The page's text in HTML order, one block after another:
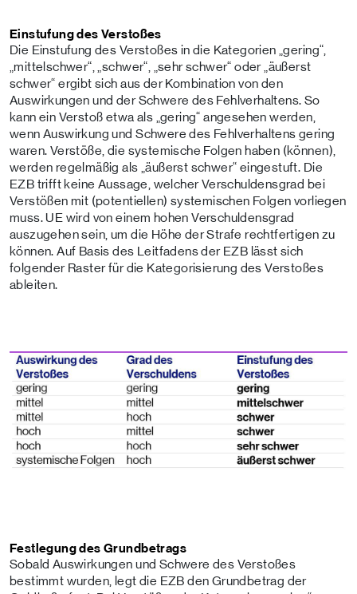
Einstufung des Verstoßes
Die Einstufung des Verstoßes in die Kategorien „gering“,
„mittelschwer“, „schwer“, „sehr schwer“ oder „äußerst
schwer“ ergibt sich aus der Kombination von den
Auswirkungen und der Schwere des Fehlverhaltens. So
kann ein Verstoß etwa als „gering“ angesehen werden,
wenn Auswirkung und Schwere des Fehlverhaltens gering
waren. Verstöße, die systemische Folgen haben (können),
werden regelmäßig als „äußerst schwer“ eingestuft. Die
EZB trifft keine Aussage, welcher Verschuldensgrad bei
Verstößen mit (potentiellen) systemischen Folgen vorliegen
muss. UE wird von einem hohen Verschuldensgrad
auszugehen sein, um die Höhe der Strafe rechtfertigen zu
können. Auf Basis des Leitfadens der EZB lässt sich
folgender Raster für die Kategorisierung des Verstoßes
ableiten.
Festlegung des Grundbetrags
Sobald Auswirkungen und Schwere des Verstoßes
bestimmt wurden, legt die EZB den Grundbetrag der